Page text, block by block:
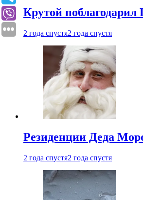
Крутой поблагодарил
2 года спустя2 года спустя
Резиденции Деда
2 года спустя2 года спустя